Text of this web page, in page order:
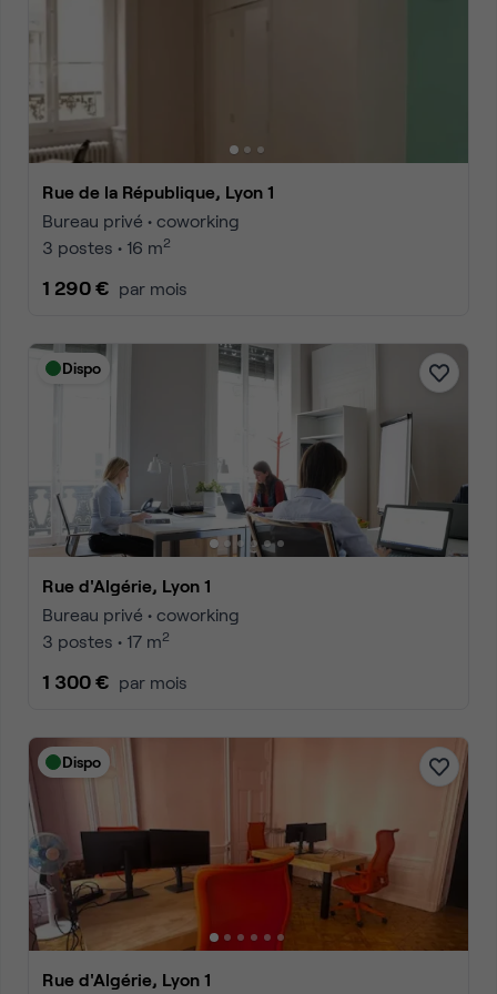
Rue de la République, Lyon 1
Bureau privé • coworking
3 postes • 16 m2
1 290 € par mois
Dispo
Rue d'Algérie, Lyon 1
Bureau privé • coworking
3 postes • 17 m2
1 300 € par mois
Dispo
Rue d'Algérie, Lyon 1